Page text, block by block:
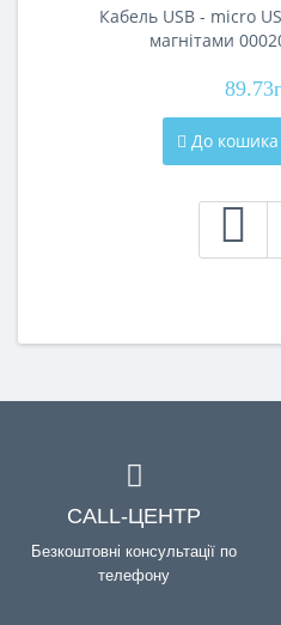
Кабель USB - micro
магнітами
До кошика
CALL-ЦЕНТР
Безкоштовні консультації по
телефону